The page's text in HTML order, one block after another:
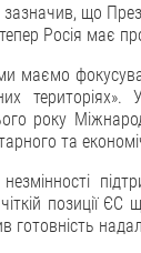
що
Росія має
маємо
територіях».
року
та
позиції
готовність